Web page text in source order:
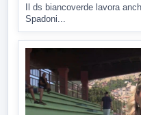
Il ds biancoverde lavora
Spadoni...